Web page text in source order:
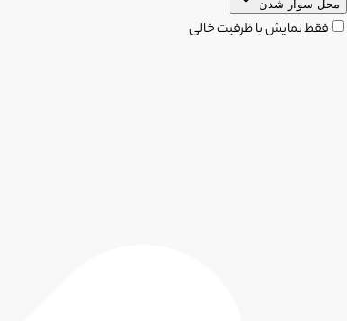
محل سوار شدن
فقط نمایش با ظرفیت خالی